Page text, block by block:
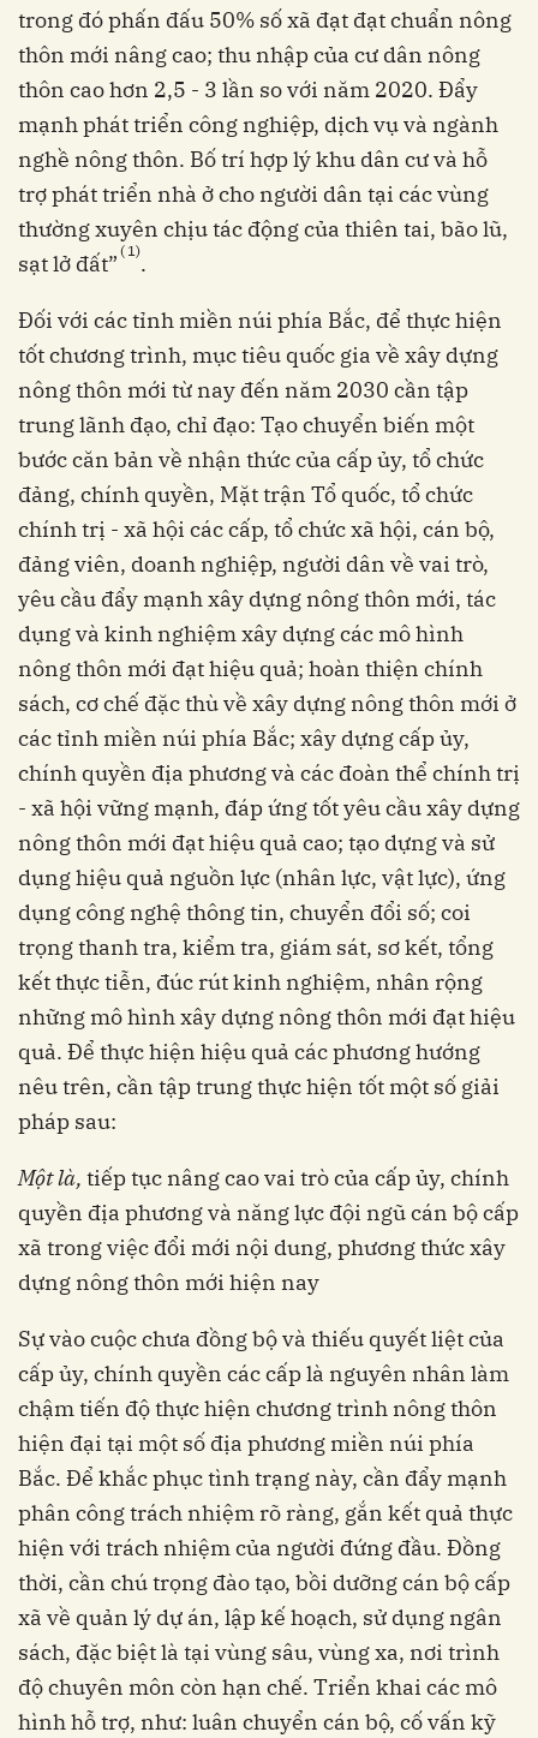
trong đó phấn đấu 50% số xã đạt đạt chuẩn nông
thôn mới nâng cao; thu nhập của cư dân nông
thôn cao hơn 2,5 - 3 lần so với năm 2020. Đẩy
mạnh phát triển công nghiệp, dịch vụ và ngành
nghề nông thôn. Bố trí hợp lý khu dân cư và hỗ
trợ phát triển nhà ở cho người dân tại các vùng
thường xuyên chịu tác động của thiên tai, bão lũ,
sạt lở đất” ( 1).
Đối với các tỉnh miền núi phía Bắc, để thực hiện
tốt chương trình, mục tiêu quốc gia về xây dựng
nông thôn mới từ nay đến năm 2030 cần tập
trung lãnh đạo, chỉ đạo: Tạo chuyển biến một
bước căn bản về nhận thức của cấp ủy, tổ chức
đảng, chính quyền, Mặt trận Tổ quốc, tổ chức
chính trị - xã hội các cấp, tổ chức xã hội, cán bộ,
đảng viên, doanh nghiệp, người dân về vai trò,
yêu cầu đẩy mạnh xây dựng nông thôn mới, tác
dụng và kinh nghiệm xây dựng các mô hình
nông thôn mới đạt hiệu quả; hoàn thiện chính
sách, cơ chế đặc thù về xây dựng nông thôn mới ở
các tỉnh miền núi phía Bắc; xây dựng cấp ủy,
chính quyền địa phương và các đoàn thể chính trị
- xã hội vững mạnh, đáp ứng tốt yêu cầu xây dựng
nông thôn mới đạt hiệu quả cao; tạo dựng và sử
dụng hiệu quả nguồn lực (nhân lực, vật lực), ứng
dụng công nghệ thông tin, chuyển đổi số; coi
trọng thanh tra, kiểm tra, giám sát, sơ kết, tổng
kết thực tiễn, đúc rút kinh nghiệm, nhân rộng
những mô hình xây dựng nông thôn mới đạt hiệu
quả. Để thực hiện hiệu quả các phương hướng
nêu trên, cần tập trung thực hiện tốt một số giải
pháp sau:
Một là, tiếp tục nâng cao vai trò của cấp ủy, chính
quyền địa phương và năng lực đội ngũ cán bộ cấp
xã trong việc đổi mới nội dung, phương thức xây
dựng nông thôn mới hiện nay
Sự vào cuộc chưa đồng bộ và thiếu quyết liệt của
cấp ủy, chính quyền các cấp là nguyên nhân làm
chậm tiến độ thực hiện chương trình nông thôn
hiện đại tại một số địa phương miền núi phía
Bắc. Để khắc phục tình trạng này, cần đẩy mạnh
phân công trách nhiệm rõ ràng, gắn kết quả thực
hiện với trách nhiệm của người đứng đầu. Đồng
thời, cần chú trọng đào tạo, bồi dưỡng cán bộ cấp
xã về quản lý dự án, lập kế hoạch, sử dụng ngân
sách, đặc biệt là tại vùng sâu, vùng xa, nơi trình
độ chuyên môn còn hạn chế. Triển khai các mô
hình hỗ trợ, như: luân chuyển cán bộ, cố vấn kỹ